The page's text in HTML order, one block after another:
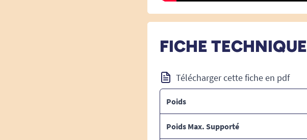
FICHE TECHNIQUE
Télécharger cette fiche en pdf
Poids
Poids Max. Supporté